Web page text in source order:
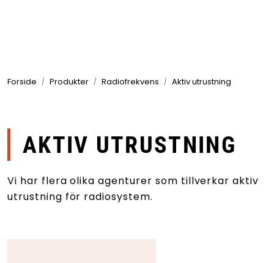
Forside Produkter Radiofrekvens Aktiv utrustning
AKTIV UTRUSTNING
Vi har flera olika agenturer som tillverkar aktiv
utrustning för radiosystem.
Branscher
Produktsök